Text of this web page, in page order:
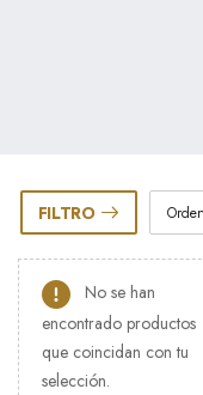
FILTRO
No se han
encontrado productos
que coincidan con tu
selección.